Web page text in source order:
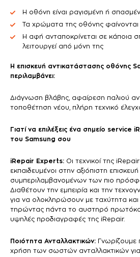
Η οθόνη είναι ραγισμένη ή
Τα χρώματα της οθόνης
Η αφή ανταποκρίνεται σε κάποια
λειτουργεί από μόνη της
Η επισκευή αντικατάστασης οθόνης
περιλαμβάνει:
Διάγνωση βλάβης, αφαίρεση παλιού
τοποθέτηση νέου, πλήρη τεχνικό
Γιατί να επιλέξεις ένα σημείο service
του Samsung σου
iRepair Experts: Οι τεχνικοί της iRepair
εκπαιδευμένοι στην αξιόπιστη
συμπεριλαμβανομένων των πιο
Διαθέτουν την εμπειρία και την
για να ολοκληρώσουν με ταχύτητα και
τηρώντας πάντα το αυστηρό
υψηλές προδιαγραφές της iRepair.
Ποιότητα Ανταλλακτικών:Γνωρίζουμε
χρήση των σωστών ανταλλακτικών